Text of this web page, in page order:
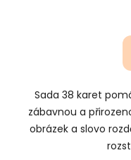
Sada 38 karet
zábavnou a
obrázek a slovo